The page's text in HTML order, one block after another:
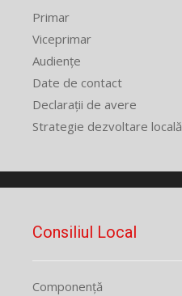
Primar
Viceprimar
Audiențe
Date de contact
Declarații de avere
Strategie dezvoltare locală
Consiliul Local
Componență